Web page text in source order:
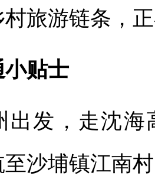
旅游链条，
贴士
，走沈海
至沙埔镇江南